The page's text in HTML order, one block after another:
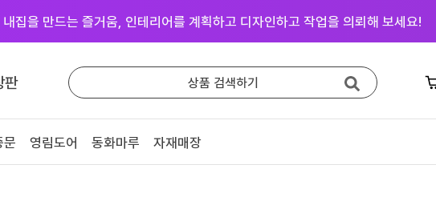
내집을 만드는 즐거움, 인테리어를 계획하고 디자인하고 작업을 의뢰해 보세요!
판 상품 검색하기
문 영림도어 동화마루 자재매장
보기